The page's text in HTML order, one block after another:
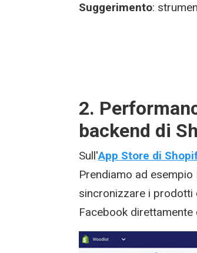
Suggerimento:
2.
backend di
Sull'App Store di
Prendiamo ad esempio
sincronizzare i prodotti
Facebook